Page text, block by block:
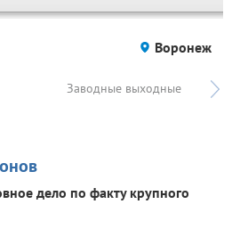
Воронеж
Заводные выходные
дело по факту крупного